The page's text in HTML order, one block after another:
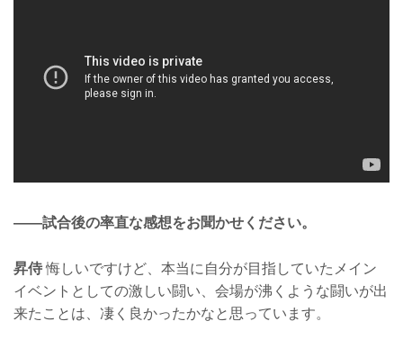
——試合後の率直な感想をお聞かせください。
昇侍悔しいですけど、本当に自分が目指していたメイン
イベントとしての激しい闘い、会場が沸くような闘いが出
来たことは、凄く良かったかなと思っています。